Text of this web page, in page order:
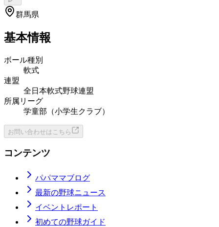
群馬県
基本情報
ボール種別
軟式
連盟
全日本軟式野球連盟
所属リーグ
学童部（小学生クラブ）
お問い合わせはこちら
コンテンツ
パパママブログ
最新の野球ニュース
イベントレポート
初めての野球ガイド